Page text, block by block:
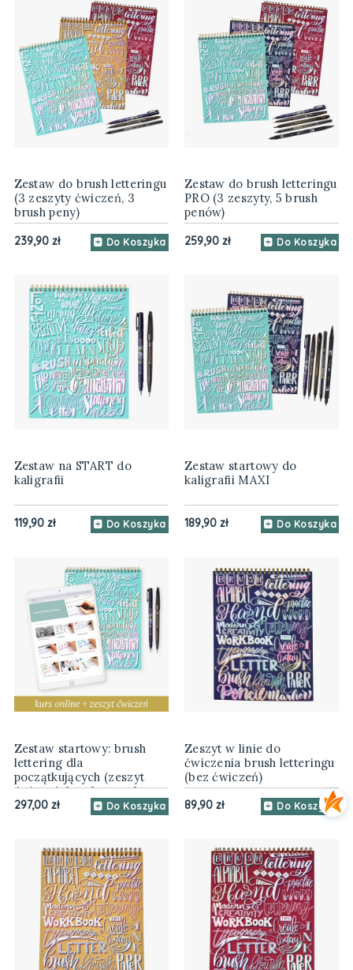
Zestaw do brush letteringu
(3 zeszyty ćwiczeń, 3
brush peny)
239,90 zł Do Koszyka
Zestaw do brush letteringu
PRO (3 zeszyty, 5 brush
penów)
259,90 zł Do Koszyka
Zestaw na START do
kaligrafii
119,90 zł Do Koszyka
Zestaw startowy do
kaligrafii MAXI
189,90 zł Do Koszyka
Zestaw startowy: brush
lettering dla
początkujących (zeszyt
ćwiczeń, brush peny, kurs
online)
297,00 zł Do Koszyka
Zeszyt w linie do
ćwiczenia brush letteringu
(bez ćwiczeń)
89,90 zł Do Koszyka